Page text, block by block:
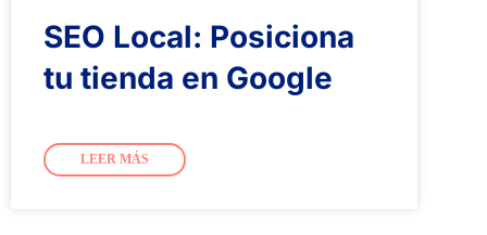
SEO Local: Posiciona
tu tienda en Google
LEER MÁS